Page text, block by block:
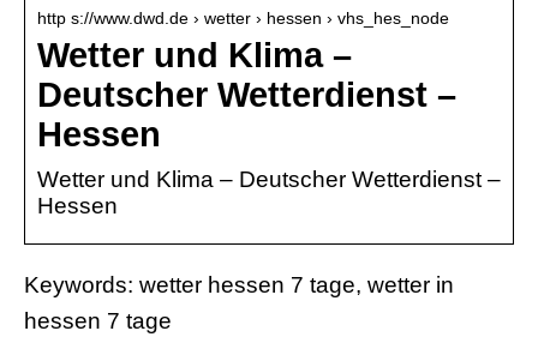
http s://www.dwd.de › wetter › hessen › vhs_hes_node
Wetter und Klima –
Deutscher Wetterdienst –
Hessen
Wetter und Klima – Deutscher Wetterdienst –
Hessen
Keywords: wetter hessen 7 tage, wetter in
hessen 7 tage